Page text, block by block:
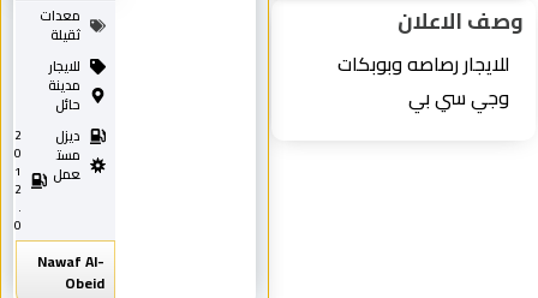
الاعلان
للايجار رصاصه وبوبكات
وجي سي بي
معدات
ثقيلة
للايجار
مدينة
حائل
ديزل
مست
عمل
1
2
Nawaf Al-
Obeid